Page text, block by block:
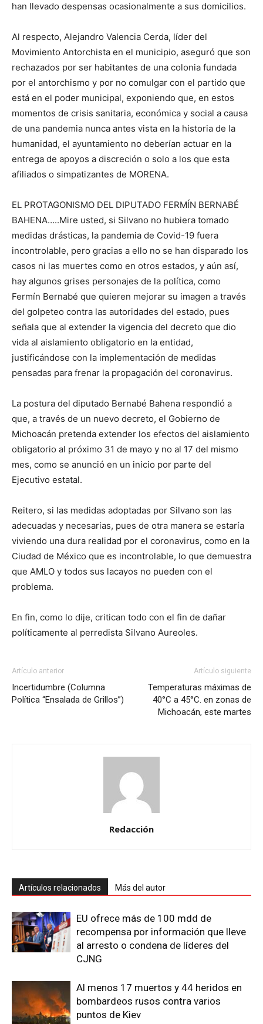
han llevado despensas ocasionalmente a sus domicilios.
Al respecto, Alejandro Valencia Cerda, líder del
Movimiento Antorchista en el municipio, aseguró que son
rechazados por ser habitantes de una colonia fundada
por el antorchismo y por no comulgar con el partido que
está en el poder municipal, exponiendo que, en estos
momentos de crisis sanitaria, económica y social a causa
de una pandemia nunca antes vista en la historia de la
humanidad, el ayuntamiento no deberían actuar en la
entrega de apoyos a discreción o solo a los que esta
afiliados o simpatizantes de MORENA.
EL PROTAGONISMO DEL DIPUTADO FERMÍN BERNABÉ
BAHENA…..Mire usted, si Silvano no hubiera tomado
medidas drásticas, la pandemia de Covid-19 fuera
incontrolable, pero gracias a ello no se han disparado los
casos ni las muertes como en otros estados, y aún así,
hay algunos grises personajes de la política, como
Fermín Bernabé que quieren mejorar su imagen a través
del golpeteo contra las autoridades del estado, pues
señala que al extender la vigencia del decreto que dio
vida al aislamiento obligatorio en la entidad,
justificándose con la implementación de medidas
pensadas para frenar la propagación del coronavirus.
La postura del diputado Bernabé Bahena respondió a
que, a través de un nuevo decreto, el Gobierno de
Michoacán pretenda extender los efectos del aislamiento
obligatorio al próximo 31 de mayo y no al 17 del mismo
mes, como se anunció en un inicio por parte del
Ejecutivo estatal.
Reitero, si las medidas adoptadas por Silvano son las
adecuadas y necesarias, pues de otra manera se estaría
viviendo una dura realidad por el coronavirus, como en la
Ciudad de México que es incontrolable, lo que demuestra
que AMLO y todos sus lacayos no pueden con el
problema.
En fin, como lo dije, critican todo con el fin de dañar
políticamente al perredista Silvano Aureoles.
Artículo anterior
Incertidumbre (Columna
Política “Ensalada de Grillos”)
Artículo siguiente
Temperaturas máximas de
40°C a 45°C. en zonas de
Michoacán, este martes
Redacción
Artículos relacionados Más del autor
EU ofrece más de 100 mdd de
recompensa por información que lleve
al arresto o condena de líderes del
CJNG
Al menos 17 muertos y 44 heridos en
bombardeos rusos contra varios
puntos de Kiev